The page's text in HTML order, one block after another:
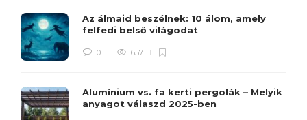
Az álmaid beszélnek: 10 álom, amely
felfedi belső világodat
0 657
Alumínium vs. fa kerti pergolák – Melyik
anyagot válaszd 2025-ben